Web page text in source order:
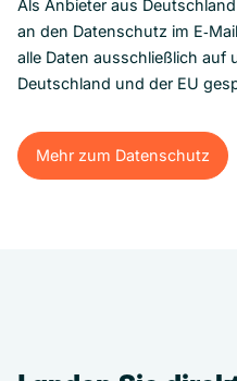
Als Anbieter aus
an den Datenschutz im
alle Daten ausschließlich auf
Deutschland und der EU
Mehr zum Datenschutz
Mehr zum Datenschutz